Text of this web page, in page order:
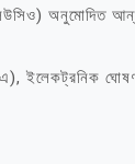
অনুমোদিত
ইলেকট্রনিক